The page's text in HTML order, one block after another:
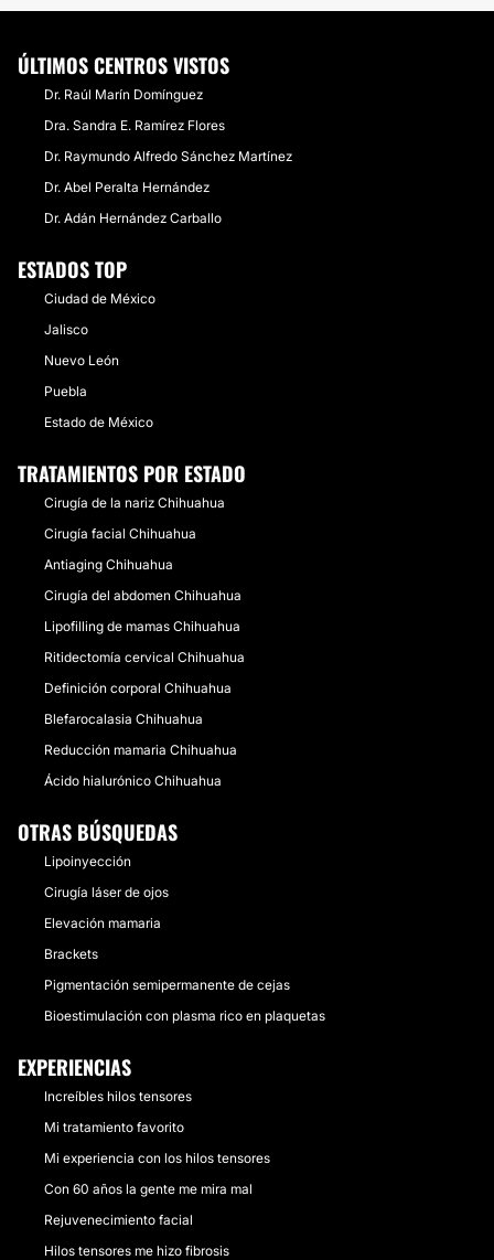
ÚLTIMOS CENTROS VISTOS
Dr. Raúl Marín Domínguez
Dra. Sandra E. Ramírez Flores
Dr. Raymundo Alfredo Sánchez Martínez
Dr. Abel Peralta Hernández
Dr. Adán Hernández Carballo
ESTADOS TOP
Ciudad de México
Jalisco
Nuevo León
Puebla
Estado de México
TRATAMIENTOS POR ESTADO
Cirugía de la nariz Chihuahua
Cirugía facial Chihuahua
Antiaging Chihuahua
Cirugía del abdomen Chihuahua
Lipofilling de mamas Chihuahua
Ritidectomía cervical Chihuahua
Definición corporal Chihuahua
Blefarocalasia Chihuahua
Reducción mamaria Chihuahua
Ácido hialurónico Chihuahua
OTRAS BÚSQUEDAS
Lipoinyección
Cirugía láser de ojos
Elevación mamaria
Brackets
Pigmentación semipermanente de cejas
Bioestimulación con plasma rico en plaquetas
EXPERIENCIAS
Increíbles hilos tensores
Mi tratamiento favorito
Mi experiencia con los hilos tensores
Con 60 años la gente me mira mal
Rejuvenecimiento facial
Hilos tensores me hizo fibrosis